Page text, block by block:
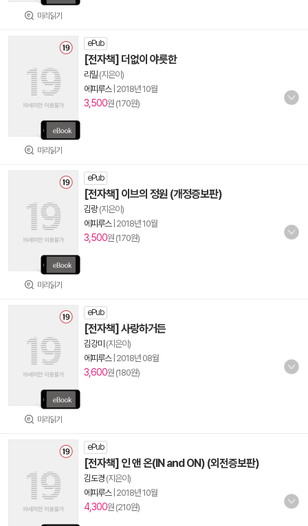
미리읽기
미리읽기
ePub
[전자책] 더없이 야릇한
리밀 (지은이)
에피루스| 2018년 10월
3,500원 (170원)
미리읽기
ePub
[전자책] 이브의 정원 (개정증보판)
김랑(지은이)
에피루스| 2018년 10월
3,500원 (170원)
미리읽기
ePub
[전자책] 사랑하거든
김강미 (지은이)
에피루스| 2018년 08월
3,600원 (180원)
ePub
[전자책] 인 앤 온(IN and ON) (외전증보판)
김도경 (지은이)
에피루스| 2018년 10월
4,300원 (210원)